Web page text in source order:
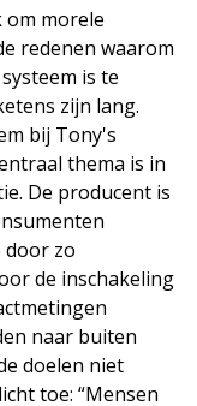
om morele
redenen waarom
is te
zijn lang.
bij Tony's
thema is in
De producent is
door zo
de inschakeling
naar buiten
doelen niet
toe: “Mensen